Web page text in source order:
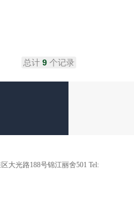
总计 9 个记录
大光路188号锦江丽舍501 Tel: